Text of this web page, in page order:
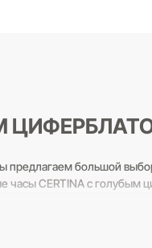
предлагаем большой
часы CERTINA с